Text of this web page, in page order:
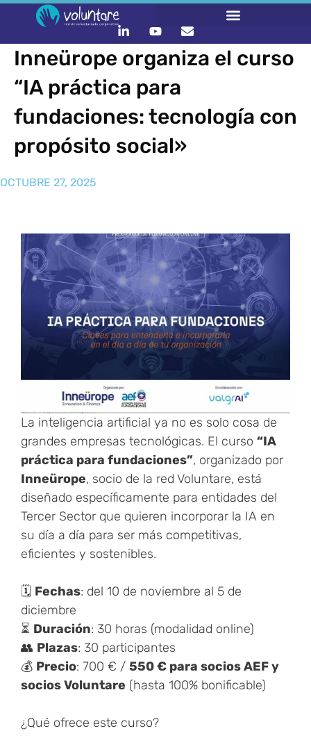
Inneürope organiza el curso
“IA práctica para
fundaciones: tecnología con
propósito social»
OCTUBRE 27, 2025
La inteligencia artificial ya no es solo cosa de
grandes empresas tecnológicas. El curso “IA
práctica para fundaciones”, organizado por
Inneürope, socio de la red Voluntare, está
diseñado específicamente para entidades del
Tercer Sector que quieren incorporar la IA en
su día a día para ser más competitivas,
eficientes y sostenibles.
🗓 Fechas: del 10 de noviembre al 5 de
diciembre
⏳ Duración: 30 horas (modalidad online)
👥 Plazas: 30 participantes
💰 Precio: 700 € / 550 € para socios AEF y
socios Voluntare (hasta 100% bonificable)
¿Qué ofrece este curso?